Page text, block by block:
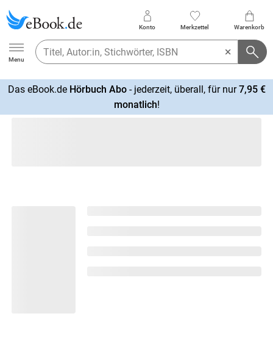
Ebook.de
Menu
Konto Merkzettel Warenkorb
Das eBook.de Hörbuch Abo- jederzeit, überall, für nur7,95 €
monatlich!